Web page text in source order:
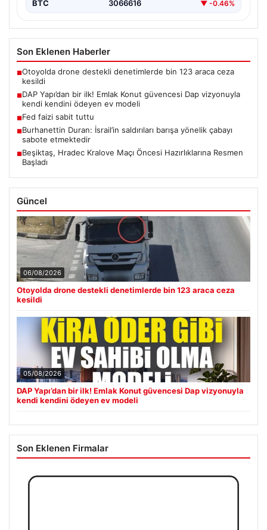
BTC 3066616 ▼ -0.46%
Son Eklenen Haberler
■Otoyolda drone destekli denetimlerde bin 123 araca ceza
kesildi
■DAP Yapı’dan bir ilk! Emlak Konut güvencesi Dap vizyonuyla
kendi kendini ödeyen ev modeli
■Fed faizi sabit tuttu
■Burhanettin Duran: İsrail’in saldırıları barışa yönelik çabayı
sabote etmektedir
■Beşiktaş, Hradec Kralove Maçı Öncesi Hazırlıklarına Resmen
Başladı
Güncel
06/08/2026
Otoyolda drone destekli denetimlerde bin 123 araca ceza
kesildi
05/08/2026
DAP Yapı’dan bir ilk! Emlak Konut güvencesi Dap vizyonuyla
kendi kendini ödeyen ev modeli
Son Eklenen Firmalar